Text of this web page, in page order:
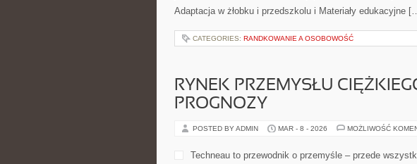
Adaptacja w żłobku i przedszkolu i Materiały edukacyjne
CATEGORIES: RANDKOWANIE A OSOBOWOŚĆ
RYNEK PRZEMYSŁU
PROGNOZY
POSTED BY ADMIN MAR - 8 - 2026 MOŻLIWOŚĆ
Techneau to przewodnik o przemyśle – przede